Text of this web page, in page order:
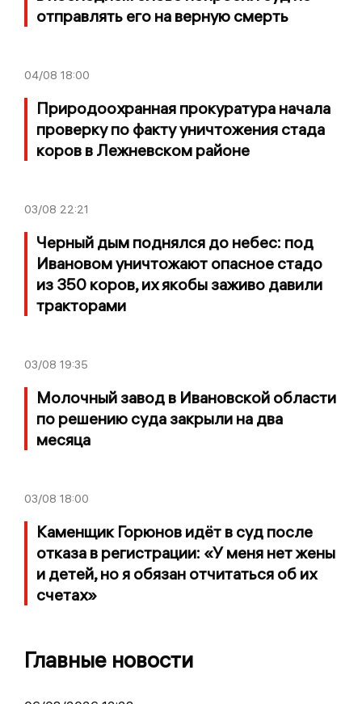
отправлять его на верную смерть
04/08 18:00
Природоохранная прокуратура начала
проверку по факту уничтожения стада
коров в Лежневском районе
03/08 22:21
Черный дым поднялся до небес: под
Ивановом уничтожают опасное стадо
из 350 коров, их якобы заживо давили
тракторами
03/08 19:35
Молочный завод в Ивановской области
по решению суда закрыли на два
месяца
03/08 18:00
Каменщик Горюнов идёт в суд после
отказа в регистрации: «У меня нет жены
и детей, но я обязан отчитаться об их
счетах»
Главные новости